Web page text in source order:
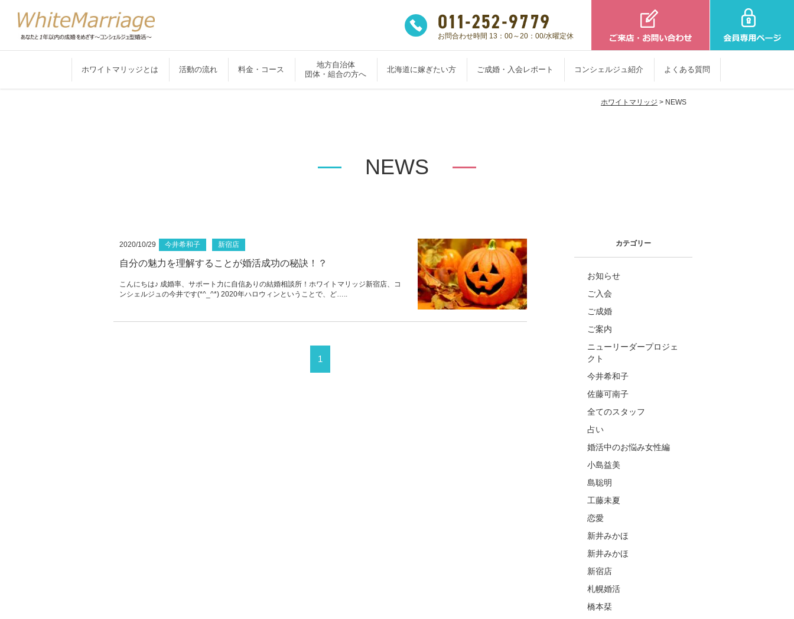
お問合わせ時間 13：00～20：00/水曜定休
ホワイトマリッジとは 活動の流れ 料金・コース
地方自治体
団体・組合の方へ
北海道に嫁ぎたい方 ご成婚・入会レポート コンシェルジュ紹介 よくある質問
ホワイトマリッジ > NEWS
NEWS
2020/10/29 今井希和子 新宿店
自分の魅力を理解することが婚活成功の秘訣！？
こんにちは♪ 成婚率、サポート力に自信ありの結婚相談所！ホワイトマリッジ新宿店、コ
ンシェルジュの今井です(*^_^*) 2020年ハロウィンということで、ど…..
カテゴリー
お知らせ
ご入会
ご成婚
ご案内
ニューリーダープロジェ
クト
今井希和子
佐藤可南子
全てのスタッフ
占い
婚活中のお悩み女性編
小島益美
島聡明
工藤未夏
恋愛
新井みかほ
新井みかほ
新宿店
札幌婚活
橋本栞
1